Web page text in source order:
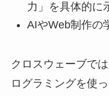
力」を具体的に
AIやWeb制作の
クロスウェーブで
ログラミングを使